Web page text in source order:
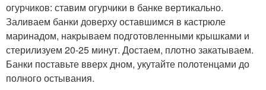
огурчиков: ставим огурчики в банке вертикально.
Заливаем банки доверху оставшимся в кастрюле
маринадом, накрываем подготовленными крышками и
стерилизуем 20-25 минут. Достаем, плотно закатываем.
Банки поставьте вверх дном, укутайте полотенцами до
полного остывания.